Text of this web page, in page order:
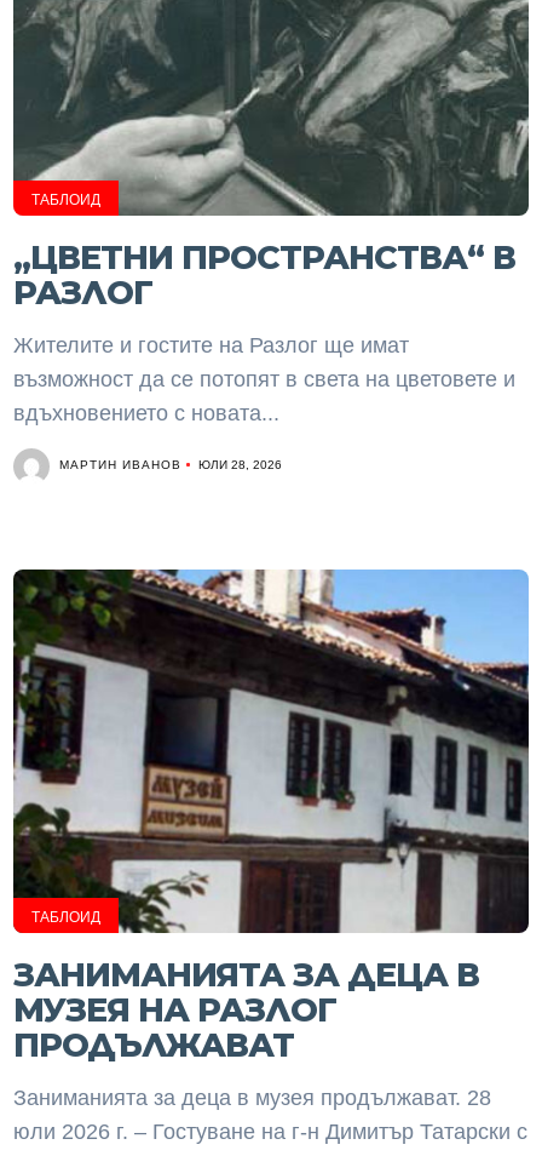
ТАБЛОИД
„ЦВЕТНИ ПРОСТРАНСТВА“ В
РАЗЛОГ
Жителите и гостите на Разлог ще имат
възможност да се потопят в света на цветовете и
вдъхновението с новата...
МАРТИН ИВАНОВ ЮЛИ 28, 2026
ТАБЛОИД
ЗАНИМАНИЯТА ЗА ДЕЦА В
МУЗЕЯ НА РАЗЛОГ
ПРОДЪЛЖАВАТ
Заниманията за деца в музея продължават. 28
юли 2026 г. – Гостуване на г-н Димитър Татарски с